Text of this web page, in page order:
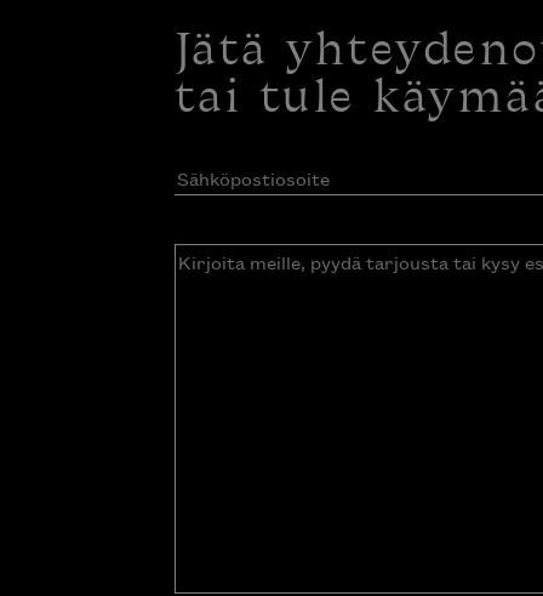
Jätä
tai tule
Sähköpostiosoite(Pakollinen)
Kirjoita